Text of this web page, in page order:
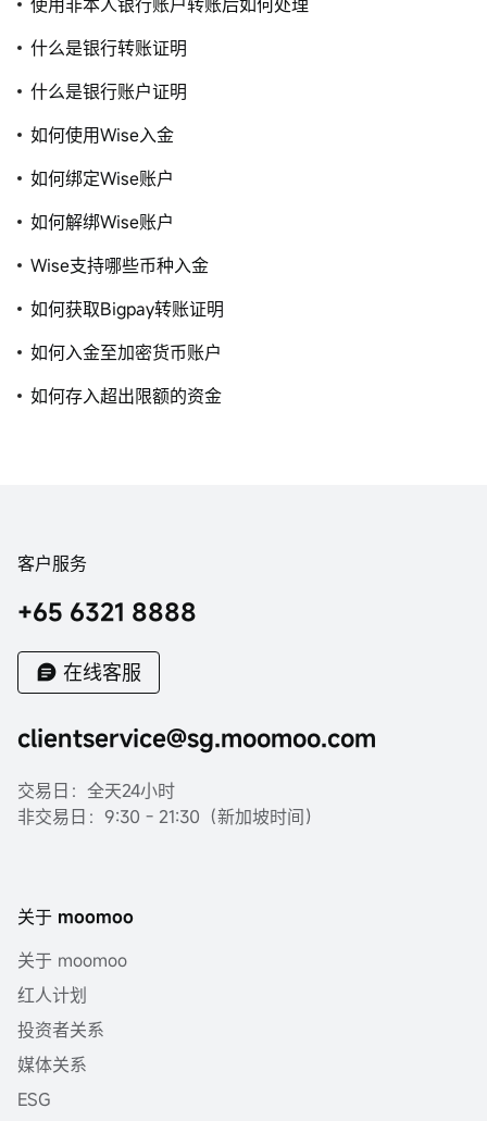
什么是银行转账证明
什么是银行账户证明
如何使用Wise入金
如何绑定Wise账户
如何解绑Wise账户
Wise支持哪些币种入金
如何获取Bigpay转账证明
如何入金至加密货币账户
如何存入超出限额的资金
客户服务
+65 6321 8888
在线客服
clientservice@sg.moomoo.com
交易日：全天24小时
非交易日：9:30 - 21:30（新加坡时间）
关于 moomoo
关于 moomoo
红人计划
投资者关系
媒体关系
ESG